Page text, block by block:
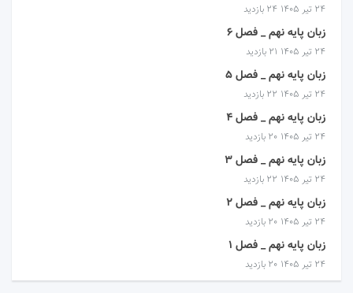
۲۴ تیر ۱۴۰۵ 24 بازدید
زبان پایه نهم _ فصل 6
۲۴ تیر ۱۴۰۵ 21 بازدید
زبان پایه نهم _ فصل 5
۲۴ تیر ۱۴۰۵ 22 بازدید
زبان پایه نهم _ فصل 4
۲۴ تیر ۱۴۰۵ 20 بازدید
زبان پایه نهم _ فصل 3
۲۴ تیر ۱۴۰۵ 22 بازدید
زبان پایه نهم _ فصل 2
۲۴ تیر ۱۴۰۵ 20 بازدید
زبان پایه نهم _ فصل 1
۲۴ تیر ۱۴۰۵ 20 بازدید